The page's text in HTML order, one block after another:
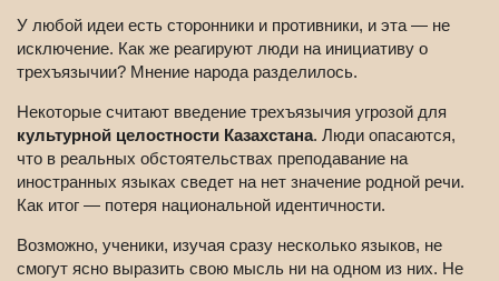
У любой идеи есть сторонники и противники, и эта — не
исключение. Как же реагируют люди на инициативу о
трехъязычии? Мнение народа разделилось.
Некоторые считают введение трехъязычия угрозой для
культурной целостности Казахстана. Люди опасаются,
что в реальных обстоятельствах преподавание на
иностранных языках сведет на нет значение родной речи.
Как итог — потеря национальной идентичности.
Возможно, ученики, изучая сразу несколько языков, не
смогут ясно выразить свою мысль ни на одном из них. Не